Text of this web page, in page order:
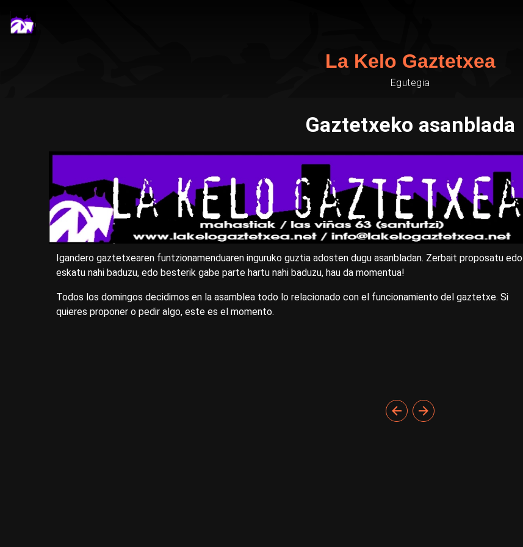
La Kelo Gaztetxea
Egutegia
Gaztetxeko asanblada
Igandero gaztetxearen funtzionamenduaren inguruko guztia adosten dugu asanbladan. Zerbait proposatu edo
eskatu nahi baduzu, edo besterik gabe parte hartu nahi baduzu, hau da momentua!
Todos los domingos decidimos en la asamblea todo lo relacionado con el funcionamiento del gaztetxe. Si
quieres proponer o pedir algo, este es el momento.